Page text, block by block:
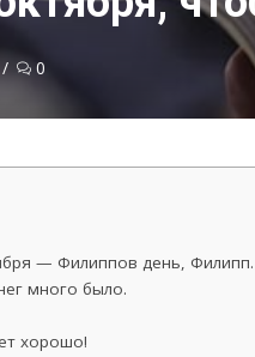
0
— Филиппов день, Филипп.
много было.
хорошо!